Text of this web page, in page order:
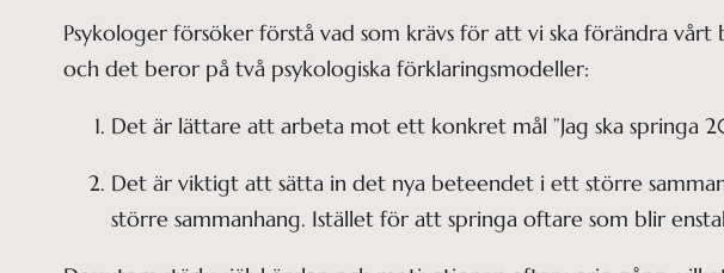
Psykologer försöker förstå vad som krävs för att vi ska förändra
och det beror på två psykologiska förklaringsmodeller:
Det är lättare att arbeta mot ett konkret mål ”Jag ska springa
Det är viktigt att sätta in det nya beteendet i ett större
större sammanhang. Istället för att springa oftare som blir